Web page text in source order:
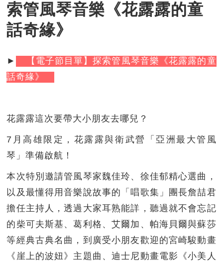
索管風琴音樂《花露露的童
話奇緣》
►
【電子節目單】探索管風琴音樂《花露露的童
話奇緣》
花露露這次要帶大小朋友去哪兒？
7月高雄限定，花露露與衛武營「亞洲最大管風
琴」準備啟航！
本次特別邀請管風琴家魏佳玲、徐佳郁精心選曲，
以及最懂得用音樂說故事的「唱歌集」團長詹喆君
擔任主持人，透過大家耳熟能詳，聽過就不會忘記
的柴可夫斯基、葛利格、艾爾加、帕海貝爾與蘇莎
等經典古典名曲，到廣受小朋友歡迎的宮崎駿動畫
《崖上的波妞》主題曲、迪士尼動畫電影《小美人